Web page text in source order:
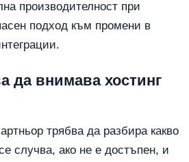
производителност при
подход към промени в
да внимава хостинг
трябва да разбира какво
случва, ако не е достъпен, и